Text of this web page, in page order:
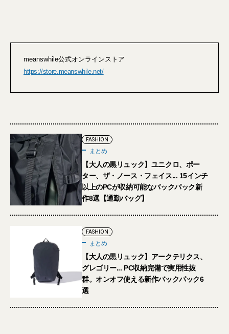
meanswhile公式オンラインストア
https://store.meanswhile.net/
FASHION
まとめ
【大人の黒リュック】ユニクロ、ポー
ター、ザ・ノース・フェイス... 15インチ
以上のPCが収納可能なバックパック新
作8選【通勤バッグ】
FASHION
まとめ
【大人の黒リュック】アークテリクス、
グレゴリー... PC収納完備で実用性抜
群。オンオフ使える新作バックパック6
選